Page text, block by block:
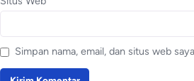
Simpan nama, email, dan situs web